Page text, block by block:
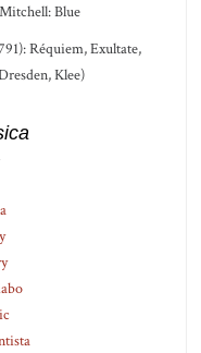
Blue
Réquiem, Exultate,
Klee)